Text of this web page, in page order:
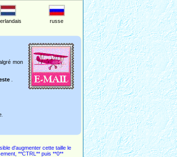
russe
mon
d'augmenter cette taille le
**CTRL** puis **0**